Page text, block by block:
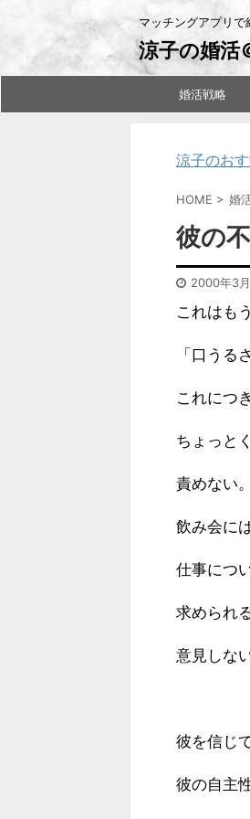
マッチングアプリで
涼子の婚活
婚活戦略
涼子のお
HOME > 婚
彼の
2000年3
これはも
「口うる
これにつ
ちょっと
責めない。
飲み会に
仕事につ
求められ
意見しな
彼を信じ
彼の自主